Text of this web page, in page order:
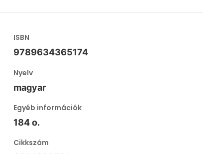
ISBN
9789634365174
Nyelv
magyar
Egyéb információk
184 o.
Cikkszám